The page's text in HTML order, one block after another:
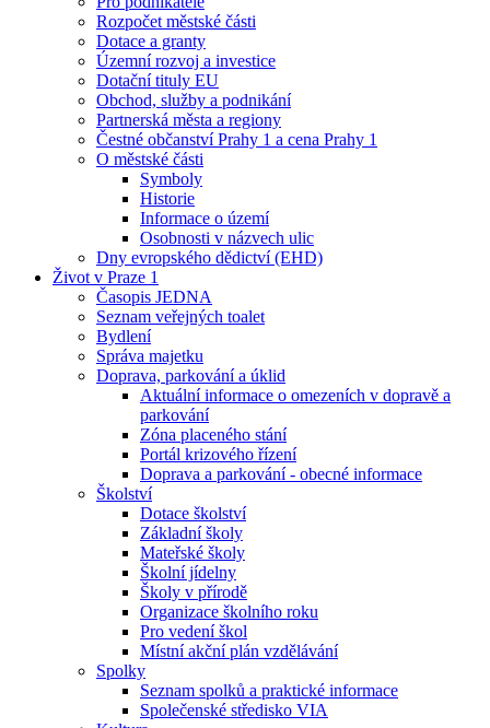
Rozpočet městské části
Dotace a granty
Územní rozvoj a investice
Dotační tituly EU
Obchod, služby a podnikání
Partnerská města a regiony
Čestné občanství Prahy 1 a cena Prahy 1
O městské části
Symboly
Historie
Informace o území
Osobnosti v názvech ulic
Dny evropského dědictví (EHD)
Život v Praze 1
Časopis JEDNA
Seznam veřejných toalet
Bydlení
Správa majetku
Doprava, parkování a úklid
Aktuální informace o omezeních v dopravě a
parkování
Zóna placeného stání
Portál krizového řízení
Doprava a parkování - obecné informace
Školství
Dotace školství
Základní školy
Mateřské školy
Školní jídelny
Školy v přírodě
Organizace školního roku
Pro vedení škol
Místní akční plán vzdělávání
Spolky
Seznam spolků a praktické informace
Společenské středisko VIA